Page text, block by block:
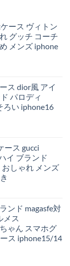
ース ヴィトン
グッチ コーチ
メンズ iphone
ス dior風 アイ
パロディ
ろい iphone16
ース gucci
イ ブランド
しゃれ メンズ
ンド magasfe対
メス
ゃん スマホグ
ス iphone15/14